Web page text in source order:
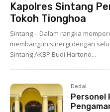
Kapolres Sintang
Tokoh Tionghoa
Sintang – Dalam rangka
membangun sinergi dengan
Sintang AKBP Budi Hartono...
Dedai
Personel